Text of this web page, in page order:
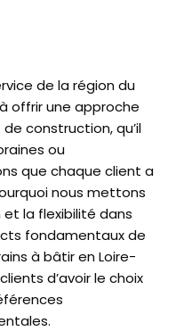
de la région du
offrir une approche
construction, qu’il
ou
que chaque client a
nous mettons
et la flexibilité dans
fondamentaux de
à bâtir en Loire-
d’avoir le choix